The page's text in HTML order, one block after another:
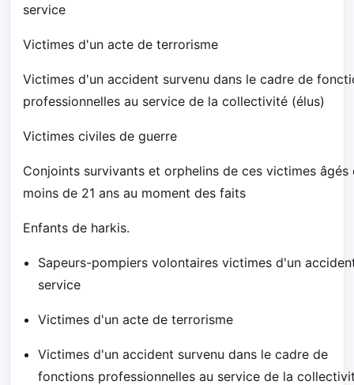
service
Victimes d'un acte de terrorisme
Victimes d'un accident survenu dans le cadre de
professionnelles au service de la collectivité (élus)
Victimes civiles de guerre
Conjoints survivants et orphelins de ces victimes âgés
moins de 21 ans au moment des faits
Enfants de harkis.
Sapeurs-pompiers volontaires victimes d'un
service
Victimes d'un acte de terrorisme
Victimes d'un accident survenu dans le cadre de
fonctions professionnelles au service de la